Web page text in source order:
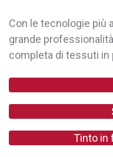
Con le tecnologie più
grande
completa di tessuti in
Tinto in